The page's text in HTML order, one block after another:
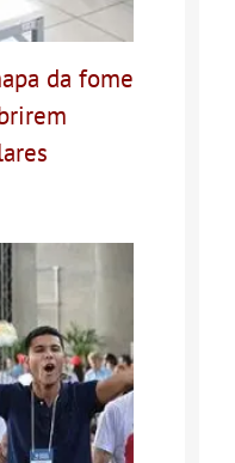
da fome